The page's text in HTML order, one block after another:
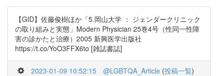
【GID】佐藤俊樹ほか「5.岡山大学 ： ジェンダークリニック
の取り組みと実態」Modern Physician 25巻4号（性同一性障
害の診かたと治療）2005 新興医学出版社
https://t.co/YoO3FFX6to [雑誌書誌]
2023-01-09 10:52:15 @LGBTQA_Article (投稿一覧)